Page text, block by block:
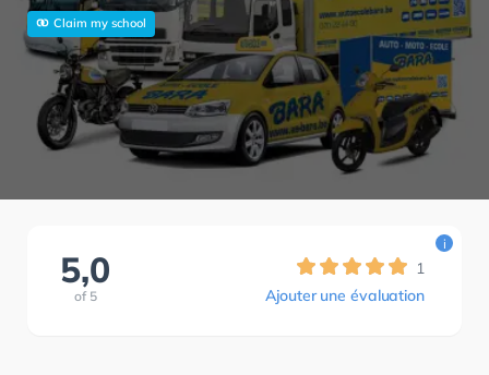
Claim my school
5,0
of 5
1
Ajouter une évaluation
i